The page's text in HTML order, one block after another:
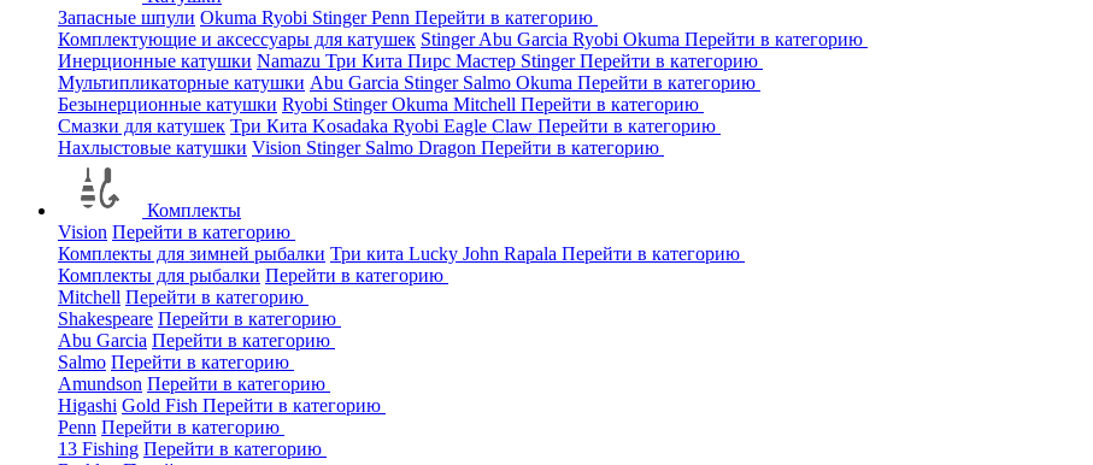
Запасные шпули Okuma Ryobi StingerPenn Перейти в категорию
Комплектующие и аксессуары для катушек StingerAbu Garcia Ryobi Okuma Перейти в категорию
Инерционные катушки Namazu Три Кита Пирс Мастер StingerПерейти в категорию
Мультипликаторные катушки Abu Garcia Stinger Salmo Okuma Перейти в категорию
Безынерционные катушки Ryobi StingerOkuma Mitchell Перейти в категорию
Смазки для катушек Три Кита Kosadaka Ryobi Eagle Claw Перейти в категорию
Нахлыстовые катушки Vision Stinger Salmo Dragon Перейти в категорию
Комплекты
Vision Перейти в категорию
Комплекты для зимней рыбалки Три кита Lucky John Rapala Перейти в категорию
Комплекты для рыбалки Перейти в категорию
Mitchell Перейти в категорию
Shakespeare Перейти в категорию
Abu Garcia Перейти в категорию
Salmo Перейти в категорию
Amundson Перейти в категорию
Higashi Gold Fish Перейти в категорию
Penn Перейти в категорию
13 Fishing Перейти в категорию